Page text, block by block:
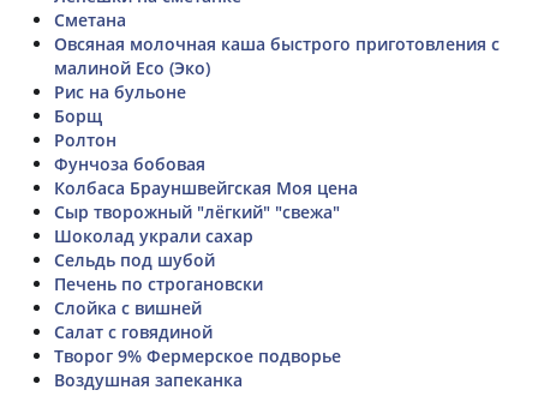
Cметана
Овсяная молочная каша быстрого приготовления с
малиной Eco (Эко)
Рис на бульоне
Борщ
Ролтон
Фунчоза бобовая
Колбаса Брауншвейгская Моя цена
Сыр творожный "лёгкий" "свежа"
Шоколад украли сахар
Сельдь под шубой
Печень по строгановски
Слойка с вишней
Салат с говядиной
Творог 9% Фермерское подворье
Воздушная запеканка